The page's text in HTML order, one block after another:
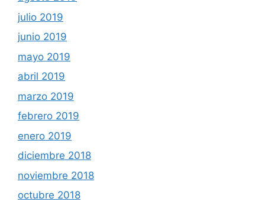
julio 2019
junio 2019
mayo 2019
abril 2019
marzo 2019
febrero 2019
enero 2019
diciembre 2018
noviembre 2018
octubre 2018